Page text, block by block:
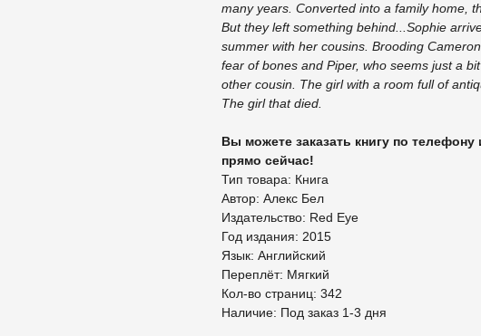
many years. Converted into a family home,
But they left something behind...Sophie
summer with her cousins. Brooding
fear of bones and Piper, who seems just a
other cousin. The girl with a room full of
The girl that died.
Вы можете заказать книгу по
прямо сейчас!
Тип товара: Книга
Автор: Алекс Бел
Издательство: Red Eye
Год издания: 2015
Язык: Английский
Переплёт: Мягкий
Кол-во страниц: 342
Наличие: Под заказ 1-3 дня